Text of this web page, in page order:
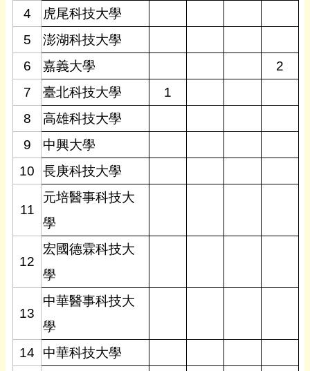
4
虎尾科技大學
5
澎湖科技大學
6
嘉義大學
2
7
臺北科技大學
1
8
高雄科技大學
9
中興大學
10
長庚科技大學
11
元培醫事科技大
學
12
宏國德霖科技大
學
13
中華醫事科技大
學
14
中華科技大學